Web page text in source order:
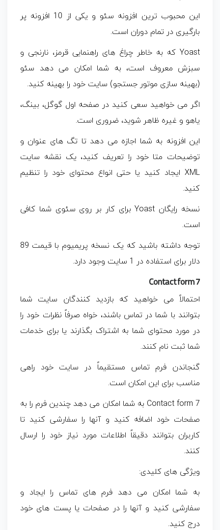
این محبوب ترین افزونه سئو و یکی از 10 افزونه پر
بارگیری در تمام دوران است.
Yoast که به خاطر چراغ های راهنمایی قرمز، نارنجی و
سبزش معروف است، به شما امکان می دهد سئو
(بهینه سازی موتور جستجو) سایت خود را بهینه کنید.
اگر می خواهید سعی کنید در صفحه اول گوگل، بینگ،
یاهو و غیره ظاهر شوید، ضروری است.
این افزونه به شما اجازه می دهد تا تگ های عنوان و
توضیحات متا خود را تعریف کنید، یک نقشه سایت
XML ایجاد کنید یا حتی انواع محتوای خود را تنظیم
کنید.
نسخه رایگان Yoast برای کار بر روی سئوی شما کافی
است.
توجه داشته باشید که یک نسخه پریمیوم با قیمت 89
دلار برای استفاده در 1 سایت وجود دارد.
Contact form 7
احتمالاً می خواهید که بازدید کنندگان سایت شما
بتوانند با شما در تماس باشند، خواه صرفاً نظرات خود را
در مورد محتوای شما به اشتراک بگذارند یا برای خدمات
شما ثبت نام کنند.
گنجاندن فرم تماس مستقیماً در سایت خود راهی
مناسب برای این امکان است.
Contact form 7 به شما امکان می دهد چندین فرم را به
صفحات خود اضافه کنید و آنها را سفارشی کنید تا
کاربران بتوانند دقیقاً اطلاعات مورد نیاز خود را ارسال
کنند.
ویژگی های کلیدی:
به شما امکان می دهد فرم های تماس را ایجاد و
سفارشی کنید و آنها را در صفحات یا پست های خود
درج کنید.